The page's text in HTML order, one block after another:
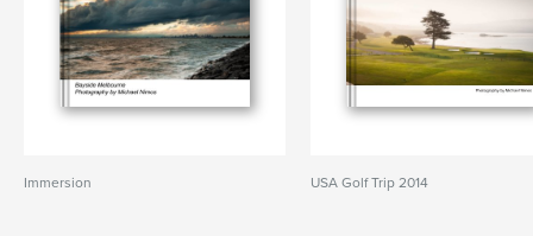
Immersion USA Golf Trip 2014